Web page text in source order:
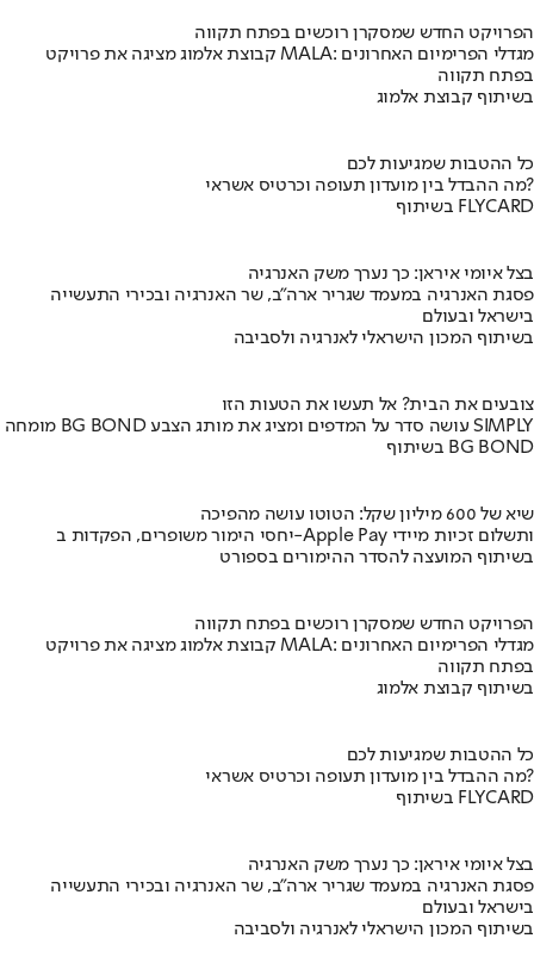
הפרויקט החדש שמסקרן רוכשים בפתח תקווה
קבוצת אלמוג מציגה את פרויקט MALA: מגדלי הפרימיום האחרונים
בפתח תקווה
בשיתוף קבוצת אלמוג
כל ההטבות שמגיעות לכם
מה ההבדל בין מועדון תעופה וכרטיס אשראי?
בשיתוף FLYCARD
בצל איומי איראן: כך נערך משק האנרגיה
פסגת האנרגיה במעמד שגריר ארה"ב, שר האנרגיה ובכירי התעשייה
בישראל ובעולם
בשיתוף המכון הישראלי לאנרגיה ולסביבה
צובעים את הבית? אל תעשו את הטעות הזו
מומחה BG BOND עושה סדר על המדפים ומציג את מותג הצבע SIMPLY
בשיתוף BG BOND
שיא של 600 מיליון שקל: הטוטו עושה מהפיכה
יחסי הימור משופרים, הפקדות ב-Apple Pay ותשלום זכיות מיידי
בשיתוף המועצה להסדר ההימורים בספורט
הפרויקט החדש שמסקרן רוכשים בפתח תקווה
קבוצת אלמוג מציגה את פרויקט MALA: מגדלי הפרימיום האחרונים
בפתח תקווה
בשיתוף קבוצת אלמוג
כל ההטבות שמגיעות לכם
מה ההבדל בין מועדון תעופה וכרטיס אשראי?
בשיתוף FLYCARD
בצל איומי איראן: כך נערך משק האנרגיה
פסגת האנרגיה במעמד שגריר ארה"ב, שר האנרגיה ובכירי התעשייה
בישראל ובעולם
בשיתוף המכון הישראלי לאנרגיה ולסביבה